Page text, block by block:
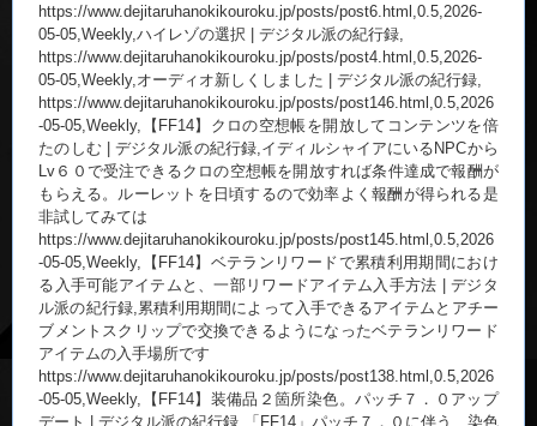
https://www.dejitaruhanokikouroku.jp/posts/post6.html,0.5,2026-
05-05,Weekly,ハイレゾの選択 | デジタル派の紀行録,
https://www.dejitaruhanokikouroku.jp/posts/post4.html,0.5,2026-
05-05,Weekly,オーディオ新しくしました | デジタル派の紀行録,
https://www.dejitaruhanokikouroku.jp/posts/post146.html,0.5,2026
-05-05,Weekly,【FF14】クロの空想帳を開放してコンテンツを倍
たのしむ | デジタル派の紀行録,イディルシャイアにいるNPCから
Lv６０で受注できるクロの空想帳を開放すれば条件達成で報酬が
もらえる。ルーレットを日頃するので効率よく報酬が得られる是
非試してみては
https://www.dejitaruhanokikouroku.jp/posts/post145.html,0.5,2026
-05-05,Weekly,【FF14】ベテランリワードで累積利用期間におけ
る入手可能アイテムと、一部リワードアイテム入手方法 | デジタ
ル派の紀行録,累積利用期間によって入手できるアイテムとアチー
ブメントスクリップで交換できるようになったベテランリワード
アイテムの入手場所です
https://www.dejitaruhanokikouroku.jp/posts/post138.html,0.5,2026
-05-05,Weekly,【FF14】装備品２箇所染色。パッチ７．０アップ
デート | デジタル派の紀行録,「FF14」パッチ７．０に伴う、染色